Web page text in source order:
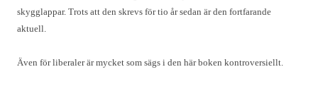
skygglappar. Trots att den skrevs för tio år sedan är den fortfarande
aktuell.
Även för liberaler är mycket som sägs i den här boken kontroversiellt.